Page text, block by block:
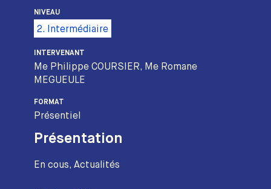
NIVEAU
2. Intermédiaire
INTERVENANT
Me Philippe COURSIER, Me Romane
MEGUEULE
FORMAT
Présentiel
Présentation
En cous, Actualités